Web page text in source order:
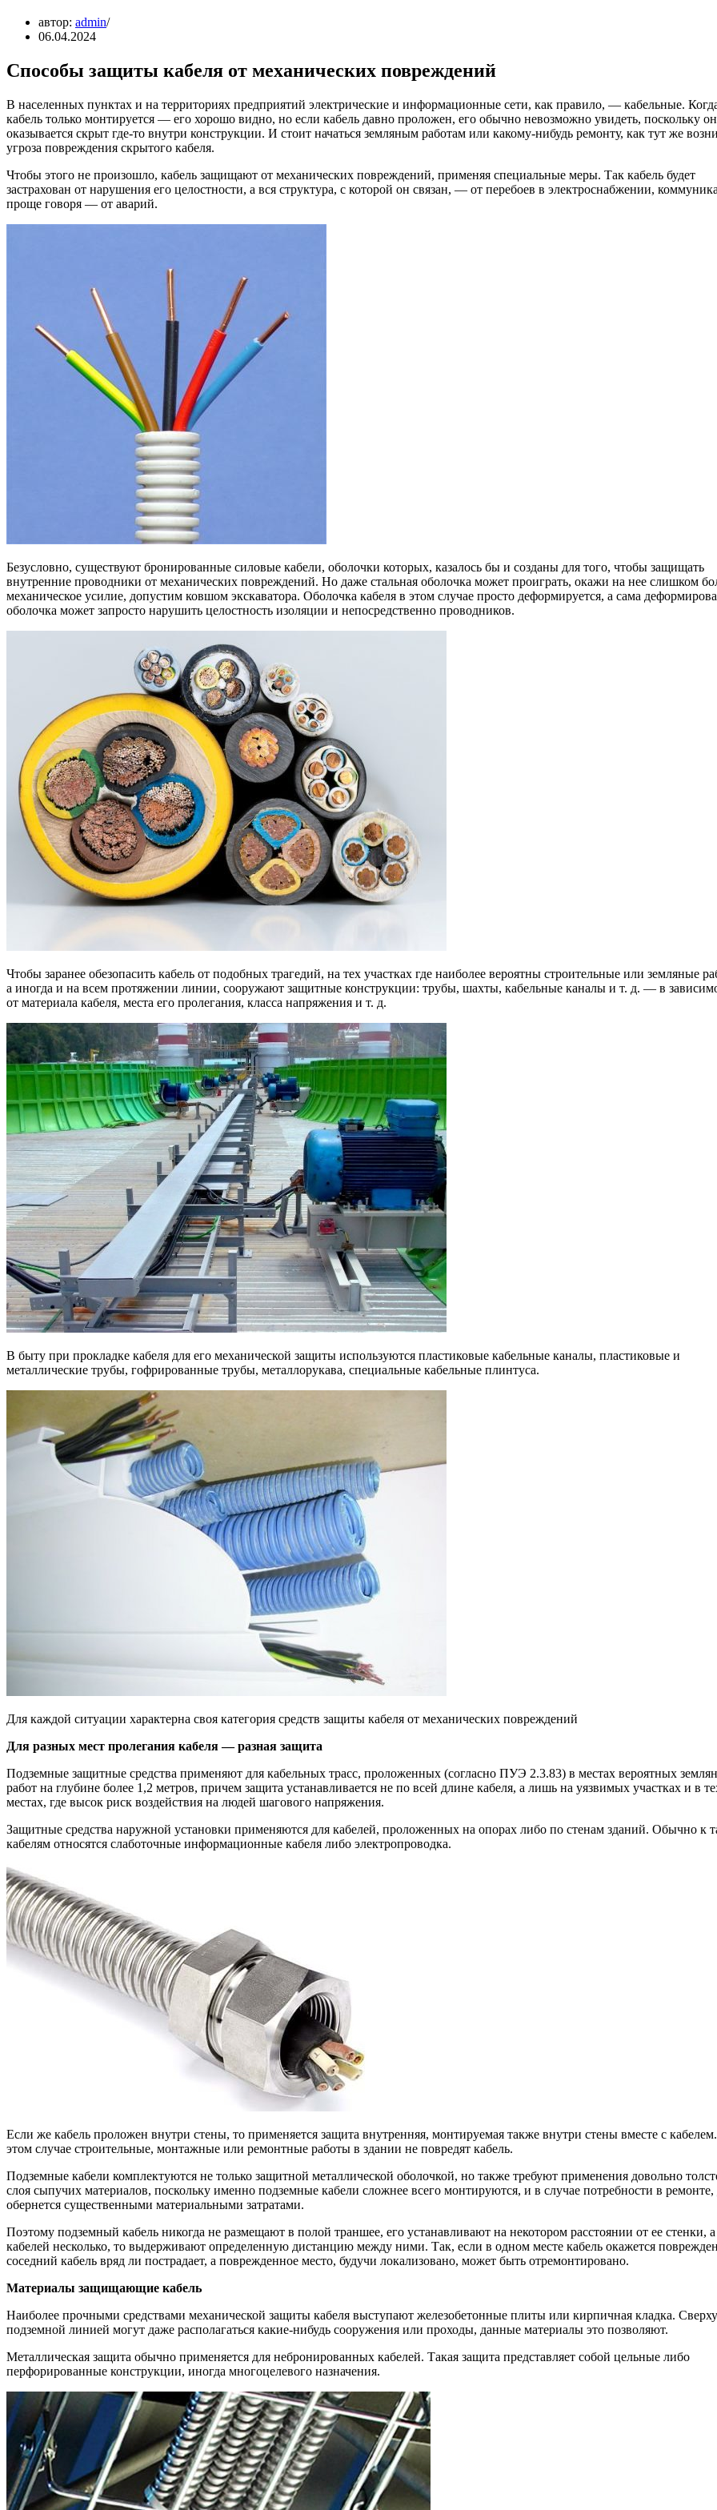
автор: admin
06.04.2024
Способы защиты кабеля от механических повреждений
В населенных пунктах и на территориях предприятий электрические и информационные сети, как правило, — кабельные.
кабель только монтируется — его хорошо видно, но если кабель давно проложен, его обычно невозможно увидеть, поскольку он
оказывается скрыт где-то внутри конструкции. И стоит начаться земляным работам или какому-нибудь ремонту, как тут же
угроза повреждения скрытого кабеля.
Чтобы этого не произошло, кабель защищают от механических повреждений, применяя специальные меры. Так кабель будет
застрахован от нарушения его целостности, а вся структура, с которой он связан, — от перебоев в электроснабжении,
проще говоря — от аварий.
Безусловно, существуют бронированные силовые кабели, оболочки которых, казалось бы и созданы для того, чтобы защищать
внутренние проводники от механических повреждений. Но даже стальная оболочка может проиграть, окажи на нее слишком
механическое усилие, допустим ковшом экскаватора. Оболочка кабеля в этом случае просто деформируется, а сама
оболочка может запросто нарушить целостность изоляции и непосредственно проводников.
Чтобы заранее обезопасить кабель от подобных трагедий, на тех участках где наиболее вероятны строительные или земляные
а иногда и на всем протяжении линии, сооружают защитные конструкции: трубы, шахты, кабельные каналы и т. д. — в
от материала кабеля, места его пролегания, класса напряжения и т. д.
В быту при прокладке кабеля для его механической защиты используются пластиковые кабельные каналы, пластиковые и
металлические трубы, гофрированные трубы, металлорукава, специальные кабельные плинтуса.
Для каждой ситуации характерна своя категория средств защиты кабеля от механических повреждений
Для разных мест пролегания кабеля — разная защита
Подземные защитные средства применяют для кабельных трасс, проложенных (согласно ПУЭ 2.3.83) в местах вероятных
работ на глубине более 1,2 метров, причем защита устанавливается не по всей длине кабеля, а лишь на уязвимых участках и в
местах, где высок риск воздействия на людей шагового напряжения.
Защитные средства наружной установки применяются для кабелей, проложенных на опорах либо по стенам зданий. Обычно к
кабелям относятся слаботочные информационные кабеля либо электропроводка.
Если же кабель проложен внутри стены, то применяется защита внутренняя, монтируемая также внутри стены вместе с
этом случае строительные, монтажные или ремонтные работы в здании не повредят кабель.
Подземные кабели комплектуются не только защитной металлической оболочкой, но также требуют применения довольно
слоя сыпучих материалов, поскольку именно подземные кабели сложнее всего монтируются, и в случае потребности в ремонте,
обернется существенными материальными затратами.
Поэтому подземный кабель никогда не размещают в полой траншее, его устанавливают на некотором расстоянии от ее стенки, а
кабелей несколько, то выдерживают определенную дистанцию между ними. Так, если в одном месте кабель окажется
соседний кабель вряд ли пострадает, а поврежденное место, будучи локализовано, может быть отремонтировано.
Материалы защищающие кабель
Наиболее прочными средствами механической защиты кабеля выступают железобетонные плиты или кирпичная кладка.
подземной линией могут даже располагаться какие-нибудь сооружения или проходы, данные материалы это позволяют.
Металлическая защита обычно применяется для небронированных кабелей. Такая защита представляет собой цельные либо
перфорированные конструкции, иногда многоцелевого назначения.